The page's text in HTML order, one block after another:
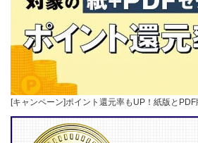
[キャンペーン]ポイント還元率もUP！紙版と